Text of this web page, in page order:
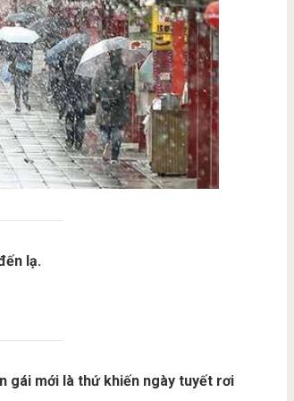
lạ.
gái mới là thứ khiến ngày tuyết rơi